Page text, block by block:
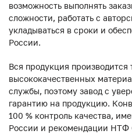
возможность выполнять
сложности, работать с
укладываться в сроки и
России.
Вся продукция производится
высококачественных
службы, поэтому завод с
гарантию на продукцию.
100 % контроль качества,
России и рекомендации